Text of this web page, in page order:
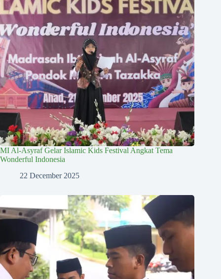
MI Al-Asyraf Gelar Islamic Kids Festival Angkat Tema
Wonderful Indonesia
22 December 2025